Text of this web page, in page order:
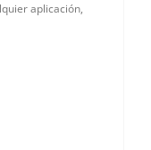
aplicación,